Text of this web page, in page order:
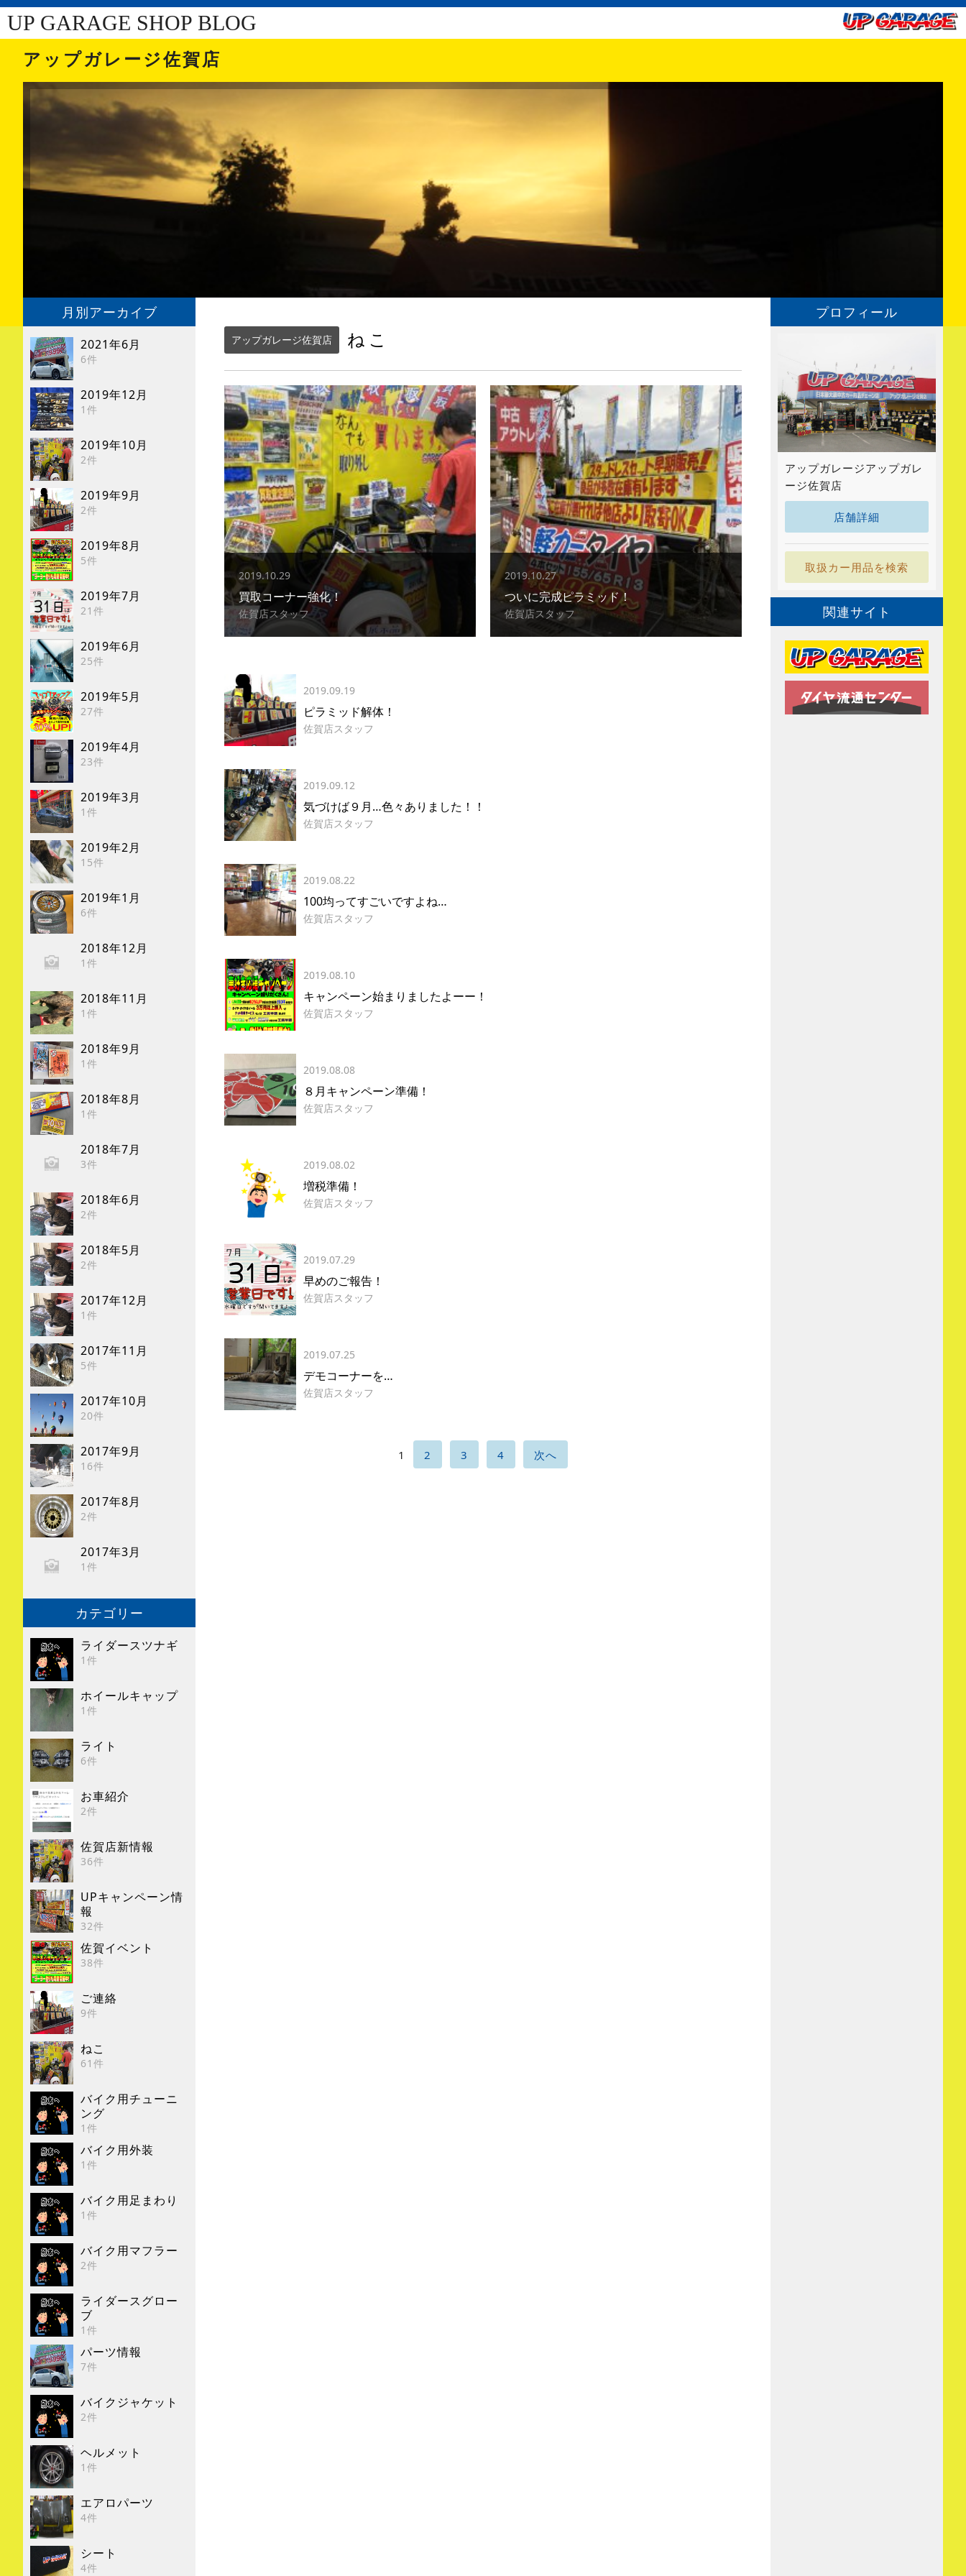
UP GARAGE SHOP BLOG
アップガレージ佐賀店
月別アーカイブ
2021年6月
6件
2019年12月
1件
2019年10月
2件
2019年9月
2件
2019年8月
5件
2019年7月
21件
2019年6月
25件
2019年5月
27件
2019年4月
23件
2019年3月
1件
2019年2月
15件
2019年1月
6件
2018年12月
1件
2018年11月
1件
2018年9月
1件
2018年8月
1件
2018年7月
3件
2018年6月
2件
2018年5月
2件
2017年12月
1件
2017年11月
5件
2017年10月
20件
2017年9月
16件
2017年8月
2件
2017年3月
1件
カテゴリー
ライダースツナギ
1件
ホイールキャップ
1件
ライト
6件
お車紹介
2件
佐賀店新情報
36件
UPキャンペーン情
報
32件
佐賀イベント
38件
ご連絡
9件
ねこ
61件
バイク用チューニ
ング
1件
バイク用外装
1件
バイク用足まわり
1件
バイク用マフラー
2件
ライダースグロー
ブ
1件
パーツ情報
7件
バイクジャケット
2件
ヘルメット
1件
エアロパーツ
4件
シート
4件
アップガレージ佐賀店 ねこ
2019.10.29
買取コーナー強化！
佐賀店スタッフ
2019.10.27
ついに完成ピラミッド！
佐賀店スタッフ
2019.09.19
ピラミッド解体！
佐賀店スタッフ
2019.09.12
気づけば９月…色々ありました！！
佐賀店スタッフ
2019.08.22
100均ってすごいですよね…
佐賀店スタッフ
2019.08.10
キャンペーン始まりましたよーー！
佐賀店スタッフ
2019.08.08
８月キャンペーン準備！
佐賀店スタッフ
2019.08.02
増税準備！
佐賀店スタッフ
2019.07.29
早めのご報告！
佐賀店スタッフ
2019.07.25
デモコーナーを…
佐賀店スタッフ
1 2 3 4 次へ
プロフィール
アップガレージアップガレ
ージ佐賀店
店舗詳細
取扱カー用品を検索
関連サイト